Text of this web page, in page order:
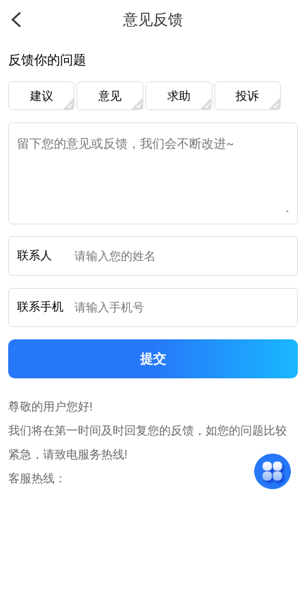
意见反馈
反馈你的问题
建议 意见 求助 投诉
联系人
联系手机
尊敬的用户您好!
我们将在第一时间及时回复您的反馈，如您的问题比较
紧急，请致电服务热线!
客服热线：